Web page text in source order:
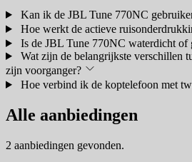
Kan ik de JBL Tune 770NC
Hoe werkt de actieve
Is de JBL Tune 770NC waterdicht of
Wat zijn de belangrijkste verschillen
zijn voorganger?
Hoe verbind ik de koptelefoon met
Alle aanbiedingen
2 aanbiedingen gevonden.